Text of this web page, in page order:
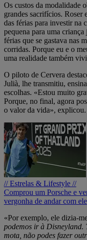
Os custos da modalidade
grandes sacrifícios. Roser
das férias para investir na
pequena para uma
férias que se gastava nas
corridas. Porque eu e o
uma realidade também
O piloto de Cervera
Julià, lhe transmitiu,
escolhas. «Estou muito
Porque, no final, agora
o valor da vida», explicou.
// Estrelas & Lifestyle //
Comprou um Porsche e
vergonha de andar com ele
«Por exemplo, ele dizia-
podemos ir à Disneyland.
mota, não podes fazer